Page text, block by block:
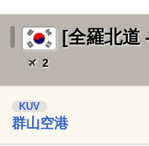
[全羅北道
2
KUV
群山空港